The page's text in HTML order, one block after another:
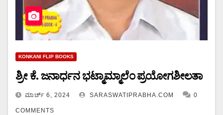
KONKANI FLIP BOOKS
ಶ್ರೀ ಕೆ. ಜನಾರ್ಧನ ಭಟ್ಮಾಮ್ಮಾಲೆಂ ಪ್ರಯೋಗಶೀಲತಾ
ಮಾರ್ಚ್ 6, 2024 SARASWATIPRABHA.COM 0
COMMENTS